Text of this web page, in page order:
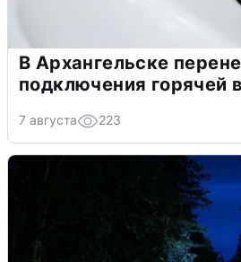
В Архангельске
подключения горячей
7 августа 223